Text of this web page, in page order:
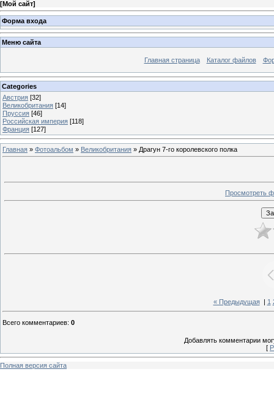
[Мой сайт]
Форма входа
Меню сайта
Главная страница Каталог файлов
Categories
Австрия [32]
Великобритания [14]
Пруссия [46]
Российская империя [118]
Франция [127]
Главная » Фотоальбом » Великобритания » Драгун 7-го королевского полка
Просмотреть
« Предыдущая| 1
Всего комментариев: 0
Добавлять комментарии
[
Полная версия сайта